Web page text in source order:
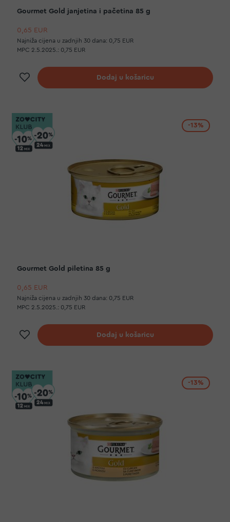
Gourmet Gold janjetina i pačetina 85 g
0,65 EUR
Najniža cijena u zadnjih 30 dana: 0,75 EUR
MPC 2.5.2025.: 0,75 EUR
Dodaj na listu želja
Dodaj u košaricu
-13%
Gourmet Gold piletina 85 g
0,65 EUR
Najniža cijena u zadnjih 30 dana: 0,75 EUR
MPC 2.5.2025.: 0,75 EUR
Dodaj na listu želja
Dodaj u košaricu
-13%